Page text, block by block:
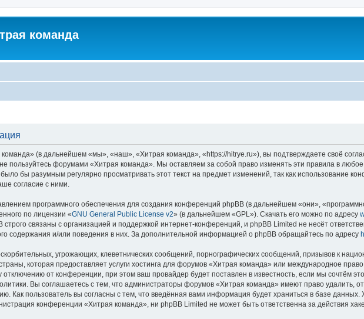
команда
(в дальнейшем «мы», «наш», «Хитрая команда», «https://hitrye.ru»), вы подтверждаете своё
пользуйтесь форумами «Хитрая команда». Мы оставляем за собой право изменять эти правила в
бы разумным регулярно просматривать этот текст на предмет изменений, так как использование
согласие с ними.
программного обеспечения для создания конференций phpBB (в дальнейшем «они»,
по лицензии «GNU General Public License v2» (в дальнейшем «GPL»). Скачать его можно по адресу
строго связаны с организацией и поддержкой интернет-конференций, и phpBB Limited не несёт
содержания и/или поведения в них. За дополнительной информацией о phpBB обращайтесь по адресу
угрожающих, клеветнических сообщений, порнографических сообщений, призывов к
которая предоставляет услуги хостинга для форумов «Хитрая команда» или международное
от конференции, при этом ваш провайдер будет поставлен в известность, если мы сочтём
Вы соглашаетесь с тем, что администраторы форумов «Хитрая команда» имеют право удалить,
Как пользователь вы согласны с тем, что введённая вами информация будет храниться в базе
конференции «Хитрая команда», ни phpBB Limited не может быть ответственна за действия